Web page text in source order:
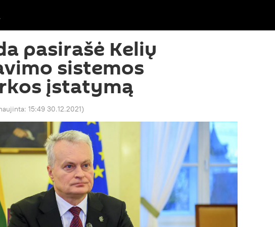
pasirašė Kelių
sistemos
įstatymą
15:49 30.12.2021)